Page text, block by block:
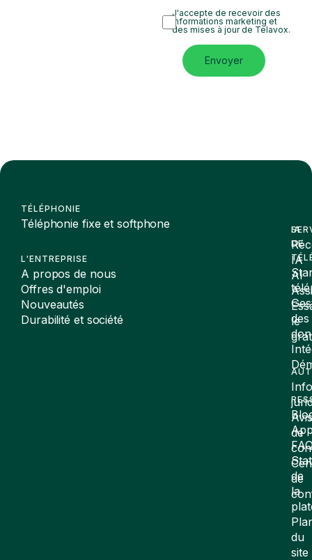
J'accepte de recevoir des
informations marketing et
des mises à jour de Telavox.
Envoyer
TÉLÉPHONIE
Téléphonie fixe et softphone
L'ENTREPRISE
A propos de nous
Offres d'emploi
Nouveautés
Durabilité et société
DE
des
de
la
du
site
IA
IA
AI
le
Avis
de
de